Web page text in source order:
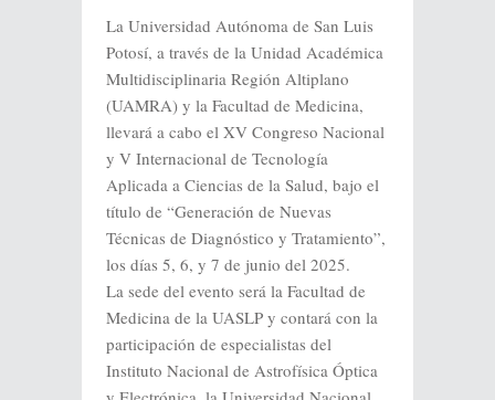
La Universidad Autónoma de San Luis
Potosí, a través de la Unidad Académica
Multidisciplinaria Región Altiplano
(UAMRA) y la Facultad de Medicina,
llevará a cabo el XV Congreso Nacional
y V Internacional de Tecnología
Aplicada a Ciencias de la Salud, bajo el
título de “Generación de Nuevas
Técnicas de Diagnóstico y Tratamiento”,
los días 5, 6, y 7 de junio del 2025.
La sede del evento será la Facultad de
Medicina de la UASLP y contará con la
participación de especialistas del
Instituto Nacional de Astrofísica Óptica